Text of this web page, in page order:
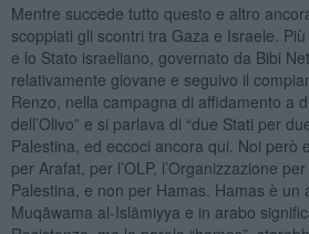
Mentre succede tutto questo e altro
scoppiati gli scontri tra Gaza e Israele.
e lo Stato israeliano, governato da Bibi
relativamente giovane e seguivo il
Renzo, nella campagna di affidamento a
dell’Olivo” e si parlava di “due Stati per
Palestina, ed eccoci ancora qui. Noi però
per Arafat, per l’OLP, l’Organizzazione
Palestina, e non per Hamas. Hamas è un
Muqāwama al-Islāmiyya e in arabo